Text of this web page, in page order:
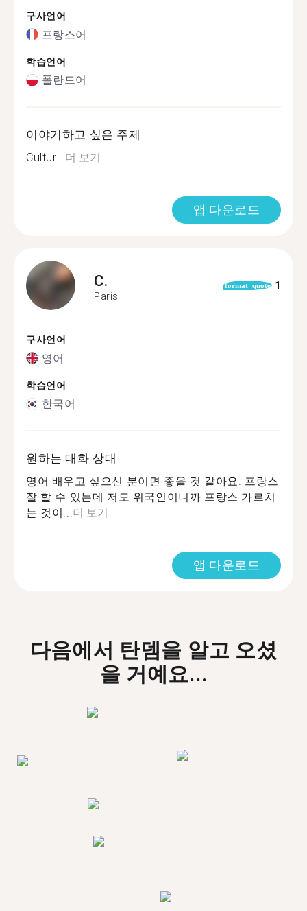
구사언어
프랑스어
학습언어
폴란드어
이야기하고 싶은 주제
Cultur...더 보기
앱 다운로드
C.
Paris
format_quote 1
구사언어
영어
학습언어
한국어
원하는 대화 상대
영어 배우고 싶으신 분이면 좋을 것 같아요. 프랑스
잘 할 수 있는데 저도 위국인이니까 프랑스 가르치
는 것이...더 보기
앱 다운로드
다음에서 탄뎀을 알고 오셨
을 거예요...